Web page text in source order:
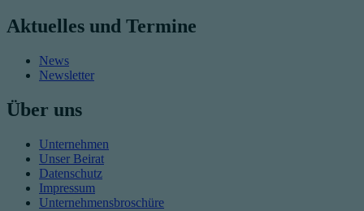
Aktuelles und Termine
News
Newsletter
Über uns
Unternehmen
Unser Beirat
Datenschutz
Impressum
Unternehmensbroschüre